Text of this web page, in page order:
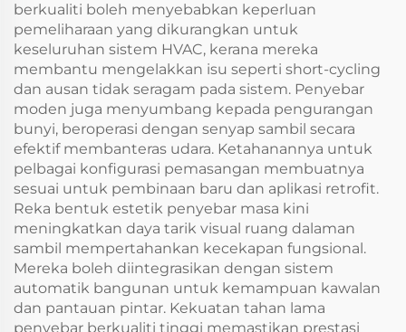
berkualiti boleh menyebabkan keperluan
pemeliharaan yang dikurangkan untuk
keseluruhan sistem HVAC, kerana mereka
membantu mengelakkan isu seperti short-cycling
dan ausan tidak seragam pada sistem. Penyebar
moden juga menyumbang kepada pengurangan
bunyi, beroperasi dengan senyap sambil secara
efektif membanteras udara. Ketahanannya untuk
pelbagai konfigurasi pemasangan membuatnya
sesuai untuk pembinaan baru dan aplikasi retrofit.
Reka bentuk estetik penyebar masa kini
meningkatkan daya tarik visual ruang dalaman
sambil mempertahankan kecekapan fungsional.
Mereka boleh diintegrasikan dengan sistem
automatik bangunan untuk kemampuan kawalan
dan pantauan pintar. Kekuatan tahan lama
penyebar berkualiti tinggi memastikan prestasi